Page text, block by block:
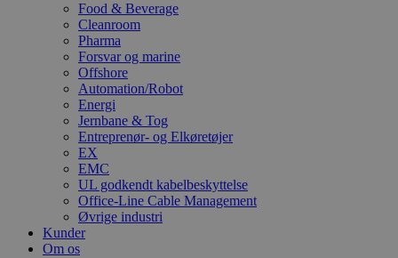
Food & Beverage
Cleanroom
Pharma
Forsvar og marine
Offshore
Automation/Robot
Energi
Jernbane & Tog
Entreprenør- og Elkøretøjer
EX
EMC
UL godkendt kabelbeskyttelse
Office-Line Cable Management
Øvrige industri
Kunder
Om os